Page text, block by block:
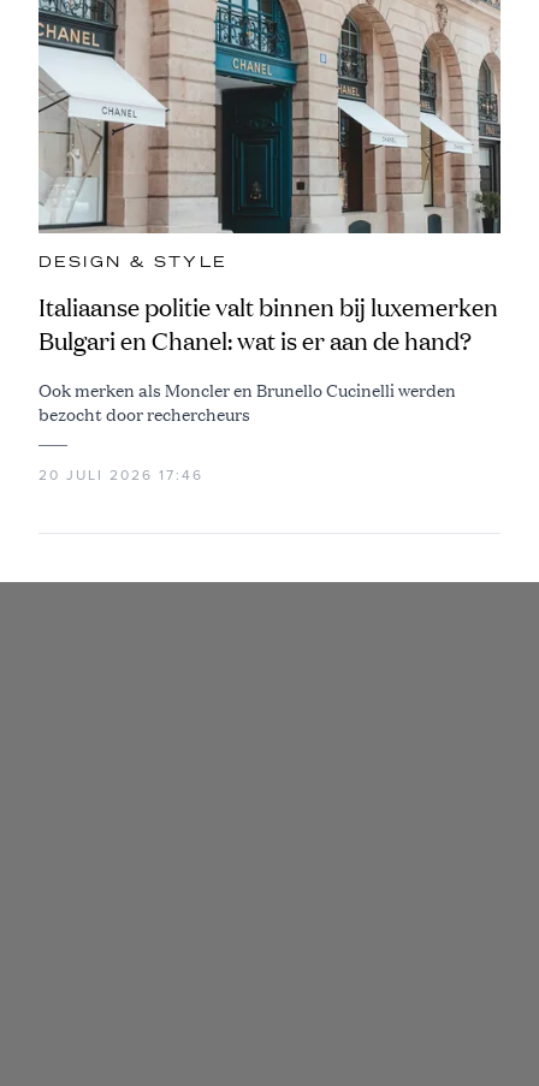
DESIGN & STYLE
Italiaanse politie valt binnen bij luxemerken
Bulgari en Chanel: wat is er aan de hand?
Ook merken als Moncler en Brunello Cucinelli werden
bezocht door rechercheurs
20 JULI 2026 17:46